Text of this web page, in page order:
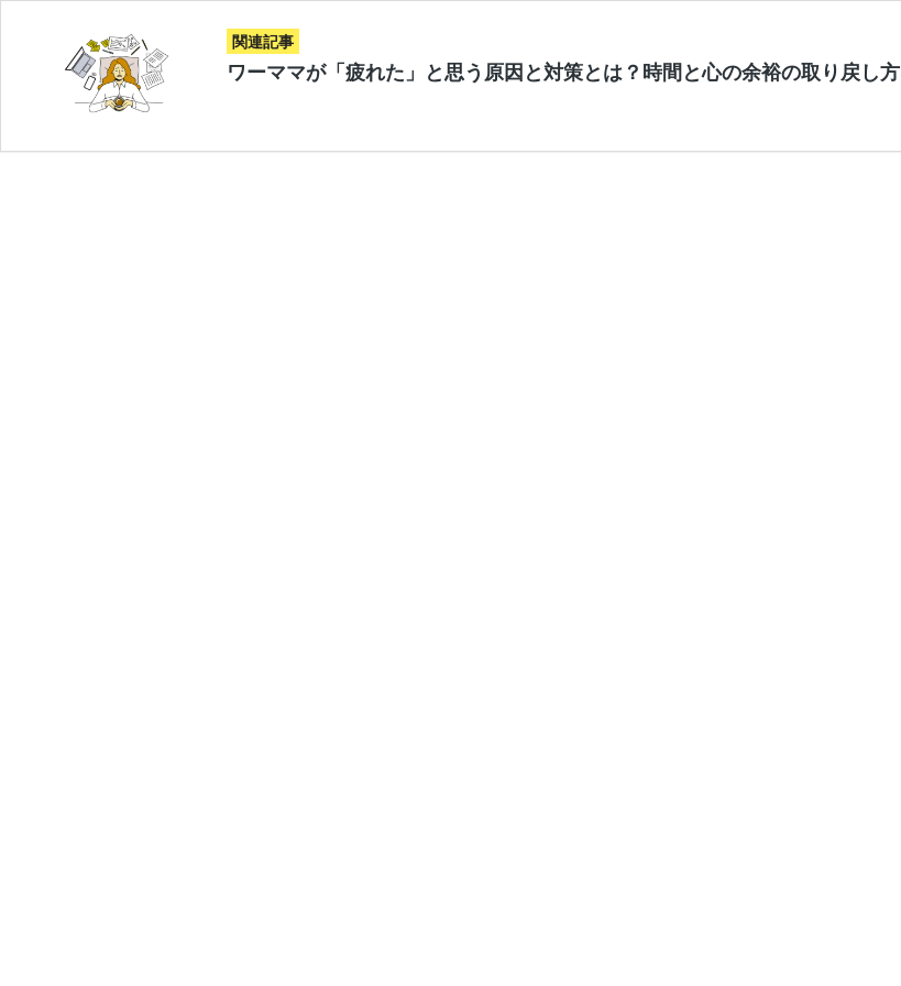
関連記事
ワーママが「疲れた」と思う原因と対策とは？時間と心の余裕の取り戻し方